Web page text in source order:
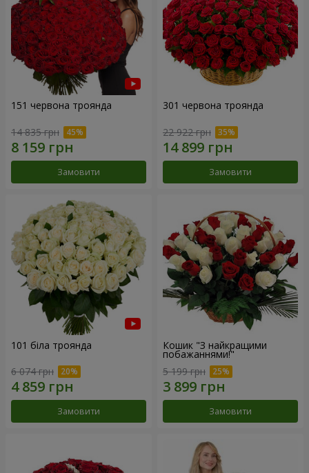
151 червона троянда
14 835 грн
Замовити
301 червона троянда
22 922 грн
Замовити
101 біла троянда
6 074 грн
Замовити
Кошик "З найкращими
побажаннями!"
5 199 грн
Замовити